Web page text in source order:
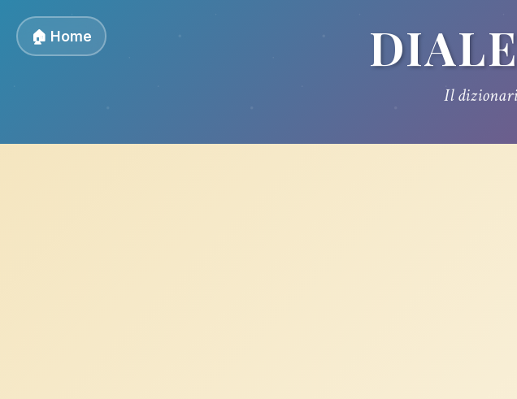
🏠 Home
Il